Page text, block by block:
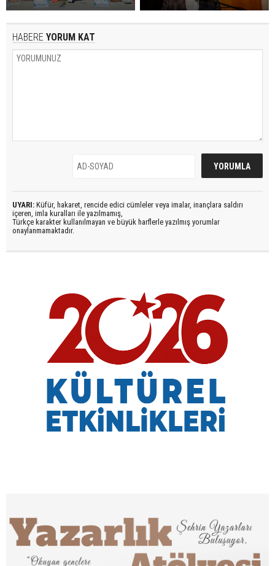
HABERE YORUM KAT
UYARI: Küfür, hakaret, rencide edici cümleler veya imalar, inançlara saldırı
içeren, imla kuralları ile yazılmamış,
Türkçe karakter kullanılmayan ve büyük harflerle yazılmış yorumlar
onaylanmamaktadır.